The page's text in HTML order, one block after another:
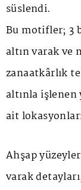
süslendi.
Bu motifler; 3
altın varak ve
zanaatkârlık
altınla işlenen
ait
Ahşap
varak